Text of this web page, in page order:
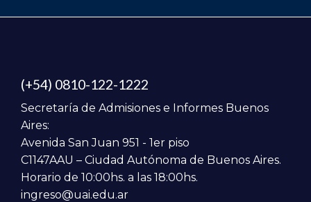
(+54) 0810-122-1222
Secretaría de Admisiones e Informes Buenos
Aires:
Avenida San Juan 951 - 1er piso
C1147AAU – Ciudad Autónoma de Buenos Aires.
Horario de 10:00hs. a las 18:00hs.
ingreso@uai.edu.ar